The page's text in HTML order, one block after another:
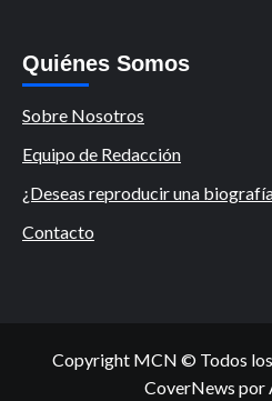
Quiénes Somos
Sobre Nosotros
Equipo de Redacción
¿Deseas reproducir una
Contacto
Copyright MCN © Todos los
CoverNews por